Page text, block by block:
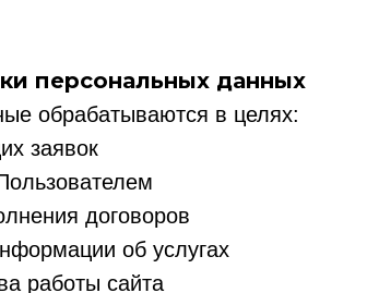
персональных данных
обрабатываются в целях:
заявок
договоров
об услугах
работы сайта